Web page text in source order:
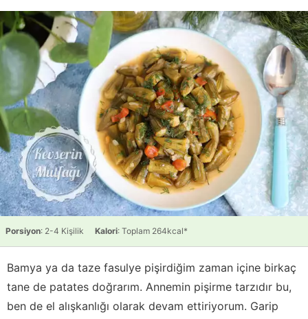
Porsiyon: 2-4 Kişilik Kalori: Toplam 264kcal*
Bamya ya da taze fasulye pişirdiğim zaman içine birkaç
tane de patates doğrarım. Annemin pişirme tarzıdır bu,
ben de el alışkanlığı olarak devam ettiriyorum. Garip